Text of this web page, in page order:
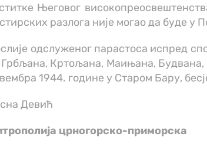
Његовог
разлога није могао да буде у
одслуженог парастоса испред
Кртољана, Маињана, Будвана,
1944. године у Старом Бару,
Девић
црногорско-приморска